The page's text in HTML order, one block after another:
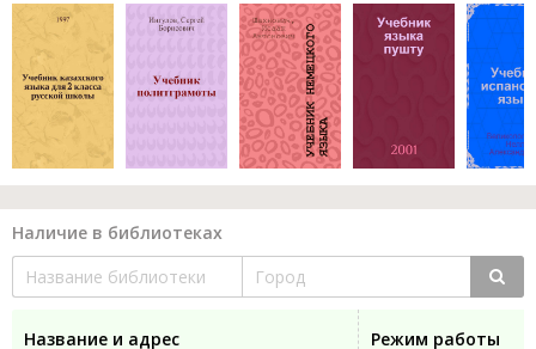
Наличие в библиотеках
Название и адрес
Режим работы